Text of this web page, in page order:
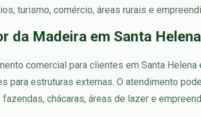
turismo, comércio, áreas rurais e
da Madeira em Santa
comercial para clientes em Santa
para estruturas externas. O atendimento
chácaras, áreas de lazer e